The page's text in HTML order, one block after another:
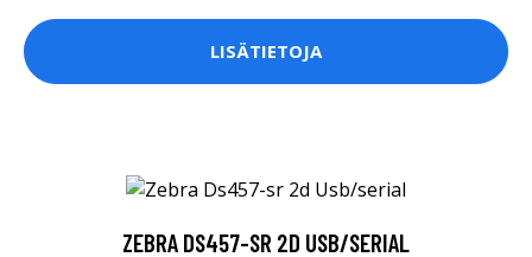
LISÄTIETOJA
ZEBRA DS457-SR 2D USB/SERIAL